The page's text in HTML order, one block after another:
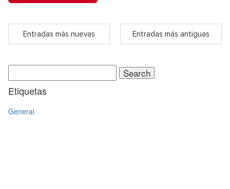
Entradas más nuevas Entradas más antiguas
Search
for:
Etiquetas
General